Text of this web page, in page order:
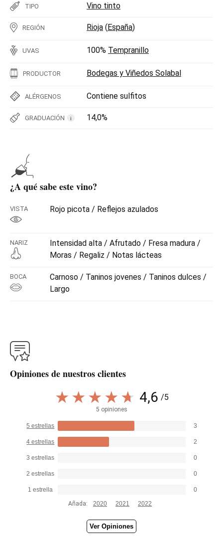
TIPO Vino tinto
REGIÓN Rioja (España)
UVAS 100% Tempranillo
PRODUCTOR Bodegas y Viñedos Solabal
ALÉRGENOS Contiene sulfitos
GRADUACIÓN i 14,0%
¿A qué sabe este vino?
VISTA Rojo picota / Reflejos azulados
NARIZ
Intensidad alta / Afrutado / Fresa madura /
Moras / Regaliz / Notas lácteas
BOCA
Carnoso / Taninos jovenes / Taninos dulces /
Largo
Opiniones de nuestros clientes
4,6 /5
5 opiniones
5 estrellas 3
4 estrellas 2
3 estrellas 0
2 estrellas 0
1 estrella
0
Añada:
2020 2021 2022
Ver Opiniones